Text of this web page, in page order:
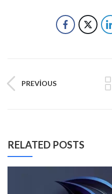
PREVIOUS
RELATED POSTS